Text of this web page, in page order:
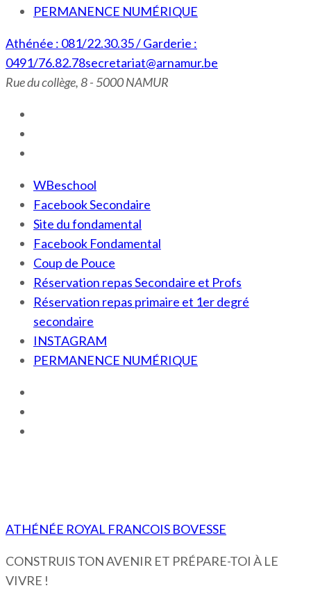
PERMANENCE NUMÉRIQUE
Athénée : 081/22.30.35 / Garderie :
0491/76.82.78secretariat@arnamur.be
Rue du collège, 8 - 5000 NAMUR
WBeschool
Facebook Secondaire
Site du fondamental
Facebook Fondamental
Coup de Pouce
Réservation repas Secondaire et Profs
Réservation repas primaire et 1er degré
secondaire
INSTAGRAM
PERMANENCE NUMÉRIQUE
ATHÉNÉE ROYAL FRANCOIS BOVESSE
CONSTRUIS TON AVENIR ET PRÉPARE-TOI À LE
VIVRE !